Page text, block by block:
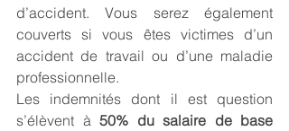
d’accident. Vous serez également
couverts si vous êtes victimes d’un
accident de travail ou d’une maladie
professionnelle.
Les indemnités dont il est question
s’élèvent à 50% du salaire de base